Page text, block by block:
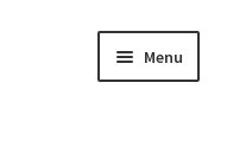
Menu